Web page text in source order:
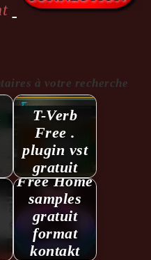
à votre recherche
T-Verb
Free .
plugin vst
gratuit
Free Home
samples
gratuit
format
kontakt